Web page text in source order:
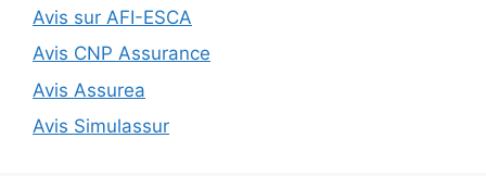
Avis sur AFI-ESCA
Avis CNP Assurance
Avis Assurea
Avis Simulassur